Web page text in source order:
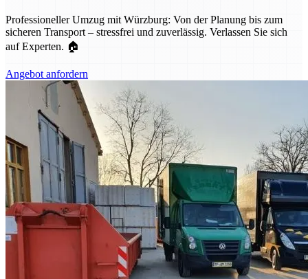
Professioneller Umzug mit Würzburg: Von der Planung bis zum
sicheren Transport – stressfrei und zuverlässig. Verlassen Sie sich
auf Experten. 🏠
Angebot anfordern